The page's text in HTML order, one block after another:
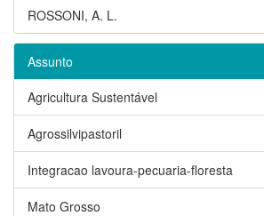
ROSSONI, A. L.
Assunto
Agricultura Sustentável
Agrossilvipastoril
Integracao lavoura-pecuaria-floresta
Mato Grosso